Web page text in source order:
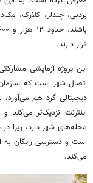
بردبی، چندلر، کلارک،
قرار دارند.
این پروژه آزمایشی
اتصال شهر است که
دیجیتالی گرد هم
اینترنت نزدیک‌تر
محله‌های شهر دارد، زیرا
است و دسترسی رایگان به
می‌کند.